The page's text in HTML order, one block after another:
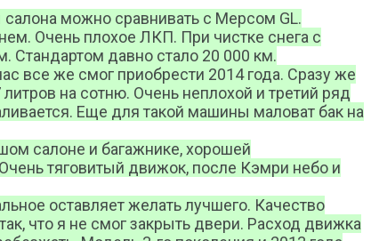
можно сравнивать с Мерсом GL.
Очень плохое ЛКП. При чистке снега с
Стандартом давно стало 20 000 км.
все же смог приобрести 2014 года. Сразу же
на сотню. Очень неплохой и третий ряд
Еще для такой машины маловат бак на
салоне и багажнике, хорошей
тяговитый движок, после Кэмри небо и
оставляет желать лучшего. Качество
что я не смог закрыть двери. Расход движка